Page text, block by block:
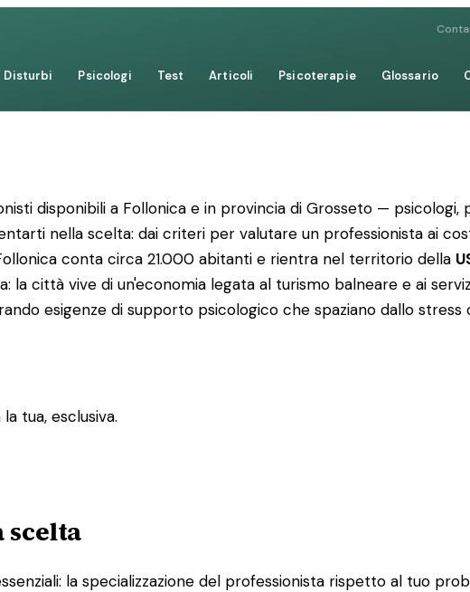
Disturbi Psicologi Test Articoli Psicoterapie Glossario
disponibili a Follonica e in provincia di Grosseto — psicologi,
nella scelta: dai criteri per valutare un professionista ai
conta circa 21.000 abitanti e rientra nel territorio della
la città vive di un'economia legata al turismo balneare e ai
esigenze di supporto psicologico che spaziano dallo stress
tua, esclusiva.
scelta
la specializzazione del professionista rispetto al tuo